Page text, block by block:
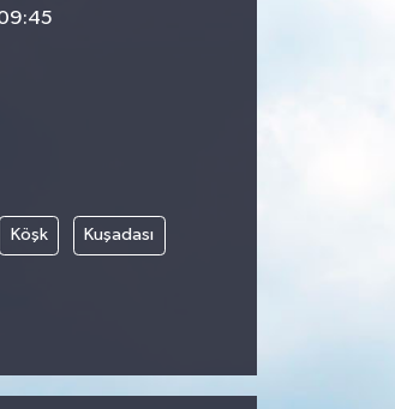
Köşk Kuşadası